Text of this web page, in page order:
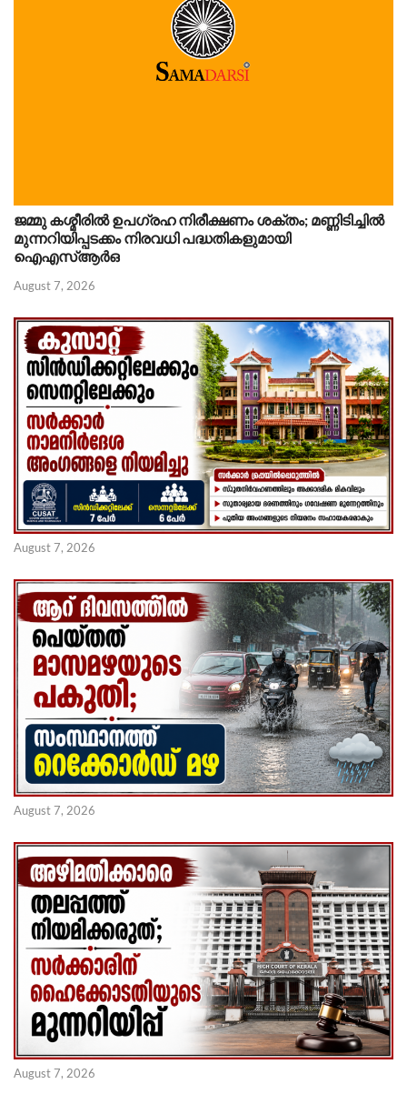
ജമ്മു കശ്മീരിൽ ഉപഗ്രഹ നിരീക്ഷണം ശക്തം; മണ്ണിടിച്ചിൽ
മുന്നറിയിപ്പടക്കം നിരവധി പദ്ധതികളുമായി
ഐഎസ്ആർഒ
August 7, 2026
August 7, 2026
August 7, 2026
August 7, 2026